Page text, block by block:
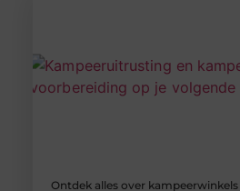
Ontdek alles over